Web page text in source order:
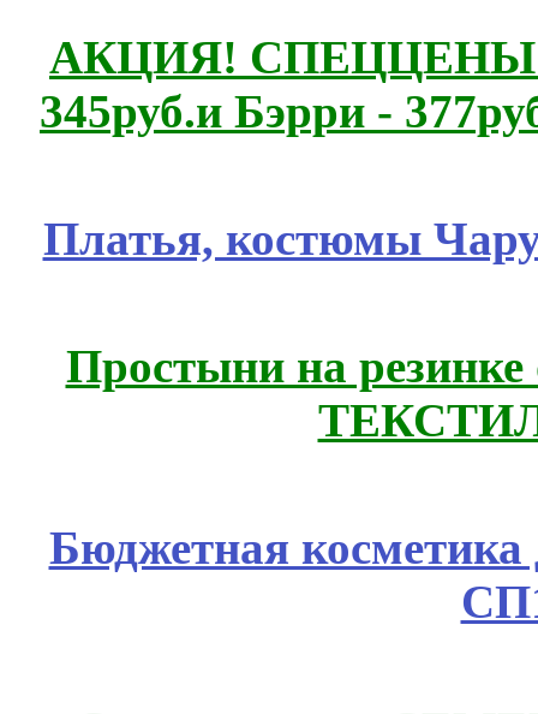
АКЦИЯ! СПЕЦЦЕНЫ
345руб.и Бэрри -
Платья, костюмы
Простыни на
Бюджетная косметика